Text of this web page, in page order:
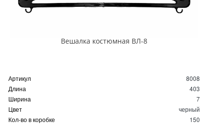
Вешалка костюмная ВЛ-8
Артикул
8008
Длина
403
Ширина
7
Цвет
черный
Кол-во в коробке
150